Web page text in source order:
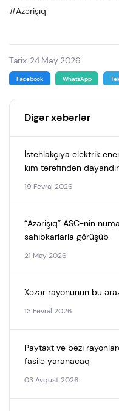
#Azərişıq
Tarix: 24 May 2026
Facebook WhatsApp
Digər xəbərlər
İstehlakçıya elektrik
kim tərəfindən
19 Fevral 2026
“Azərişıq” ASC-nin
sahibkarlarla görüşüb
21 May 2026
Xəzər rayonunun bu
13 Fevral 2026
Paytaxt və bəzi
fasilə yaranacaq
03 Avqust 2026